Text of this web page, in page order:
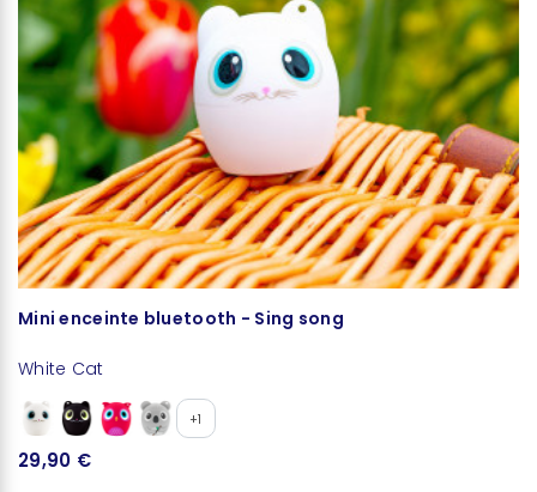
Mini enceinte bluetooth - Sing song
White Cat
+1
29,90 €